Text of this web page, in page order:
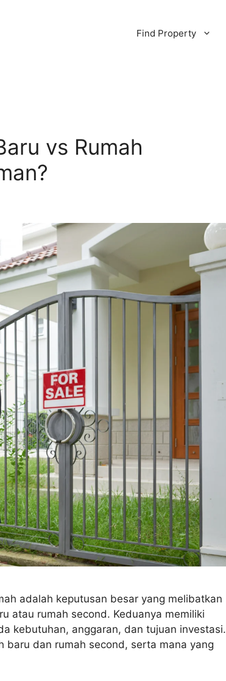
Find Property
vs Rumah
adalah keputusan besar yang melibatkan
atau rumah second. Keduanya memiliki
kebutuhan, anggaran, dan tujuan investasi.
baru dan rumah second, serta mana yang